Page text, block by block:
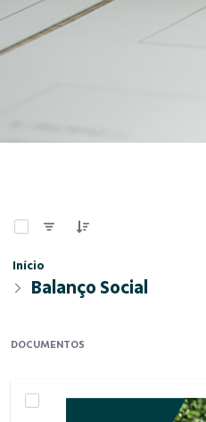
Início
Balanço Social
DOCUMENTOS